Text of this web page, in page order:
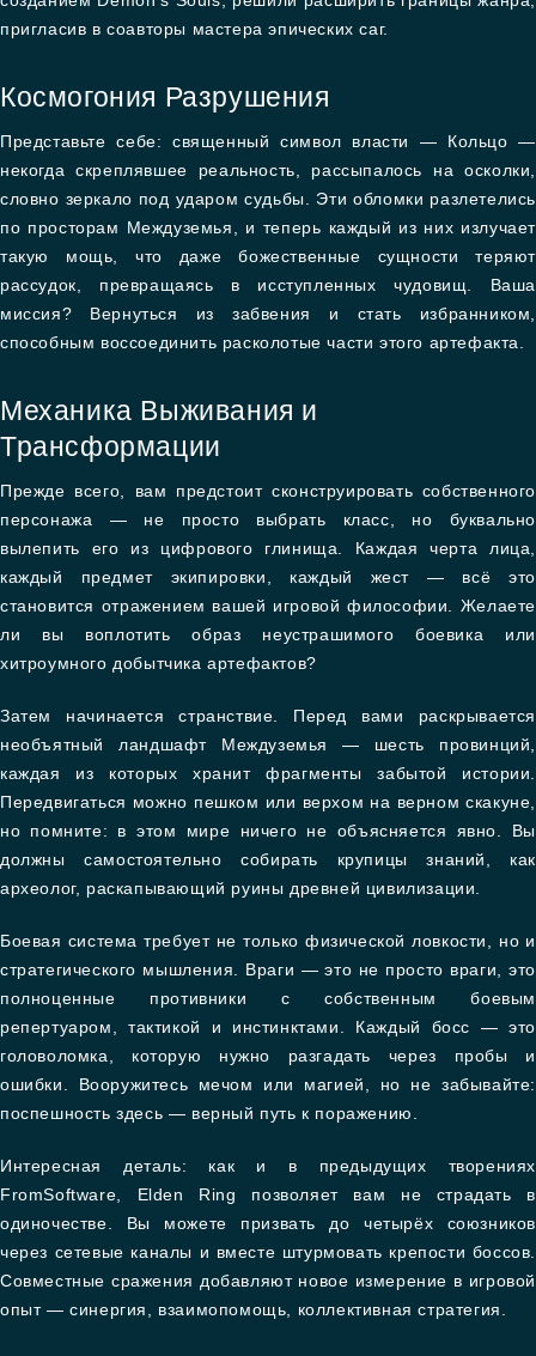
пригласив в соавторы мастера эпических саг.
Космогония Разрушения
Представьте себе: священный символ власти — Кольцо —
некогда скреплявшее реальность, рассыпалось на осколки,
словно зеркало под ударом судьбы. Эти обломки разлетелись
по просторам Междуземья, и теперь каждый из них излучает
такую мощь, что даже божественные сущности теряют
рассудок, превращаясь в исступленных чудовищ. Ваша
миссия? Вернуться из забвения и стать избранником,
способным воссоединить расколотые части этого артефакта.
Механика Выживания и
Трансформации
Прежде всего, вам предстоит сконструировать собственного
персонажа — не просто выбрать класс, но буквально
вылепить его из цифрового глинища. Каждая черта лица,
каждый предмет экипировки, каждый жест — всё это
становится отражением вашей игровой философии. Желаете
ли вы воплотить образ неустрашимого боевика или
хитроумного добытчика артефактов?
Затем начинается странствие. Перед вами раскрывается
необъятный ландшафт Междуземья — шесть провинций,
каждая из которых хранит фрагменты забытой истории.
Передвигаться можно пешком или верхом на верном скакуне,
но помните: в этом мире ничего не объясняется явно. Вы
должны самостоятельно собирать крупицы знаний, как
археолог, раскапывающий руины древней цивилизации.
Боевая система требует не только физической ловкости, но и
стратегического мышления. Враги — это не просто враги, это
полноценные противники с собственным боевым
репертуаром, тактикой и инстинктами. Каждый босс — это
головоломка, которую нужно разгадать через пробы и
ошибки. Вооружитесь мечом или магией, но не забывайте:
поспешность здесь — верный путь к поражению.
Интересная деталь: как и в предыдущих творениях
FromSoftware, Elden Ring позволяет вам не страдать в
одиночестве. Вы можете призвать до четырёх союзников
через сетевые каналы и вместе штурмовать крепости боссов.
Совместные сражения добавляют новое измерение в игровой
опыт — синергия, взаимопомощь, коллективная стратегия.